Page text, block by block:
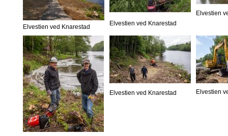
Elvestien ved Knarestad Elvestien ved Knarestad
Elvestien
Elvestien ved Knarestad Elvestien